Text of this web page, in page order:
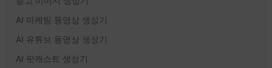
AI 마케팅 동영상 생성기
AI 유튜브 동영상 생성기
AI 팟캐스트 생성기